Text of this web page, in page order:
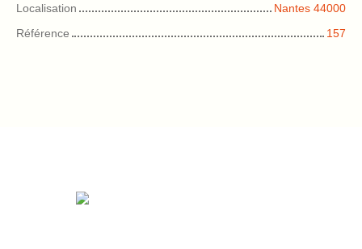
Localisation
Nantes 44000
Référence
157